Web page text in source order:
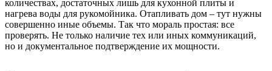
количествах, достаточных лишь для кухонной плиты и
нагрева воды для рукомойника. Отапливать дом – тут нужны
совершенно иные объемы. Так что мораль простая: все
проверять. Не только наличие тех или иных коммуникаций,
но и документальное подтверждение их мощности.